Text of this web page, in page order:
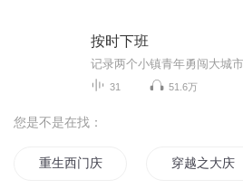
按时下班
31 51.6万
您是不是在找：
重生西门庆 穿越之大庆